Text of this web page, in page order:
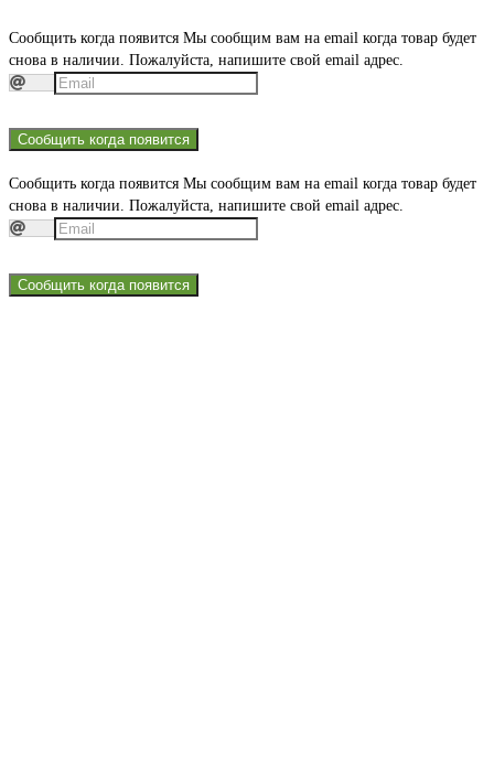
Сообщить когда появится Мы сообщим вам на email когда товар будет
снова в наличии. Пожалуйста, напишите свой email адрес.
Сообщить когда появится
Сообщить когда появится Мы сообщим вам на email когда товар будет
снова в наличии. Пожалуйста, напишите свой email адрес.
Сообщить когда появится